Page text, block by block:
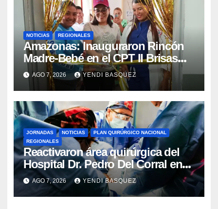
NOTICIAS REGIONALES
​Amazonas: Inauguraron Rincón
Madre-Bebé en el CPT II Brisas
del Aeropuerto ​Inauguraron
Rincón
AGO 7, 2026 YENDI BASQUEZ
JORNADAS NOTICIAS
PLAN QUIRÚRGICO NACIONAL
REGIONALES
Reactivaron área quirúrgica del
Hospital Dr. Pedro Del Corral en
Guárico
AGO 7, 2026 YENDI BASQUEZ